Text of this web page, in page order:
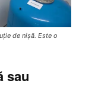
de nișă. Este o
sau